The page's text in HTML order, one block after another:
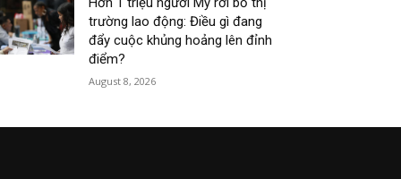
trường lao động: Điều gì đang
đẩy cuộc khủng hoảng lên đỉnh
điểm?
August 8, 2026